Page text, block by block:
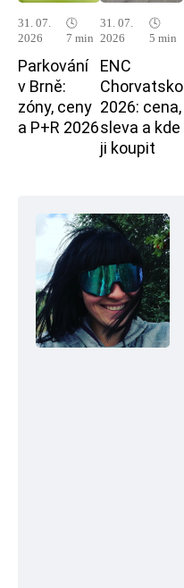
31. 07.
2026
🕓
7 min
Parkování
v Brně:
zóny, ceny
a P+R 2026
31. 07.
2026
🕓
5 min
ENC
Chorvatsko
2026: cena,
sleva a kde
ji koupit